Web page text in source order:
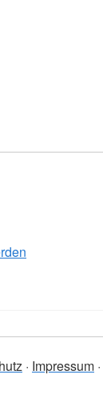
Impressum